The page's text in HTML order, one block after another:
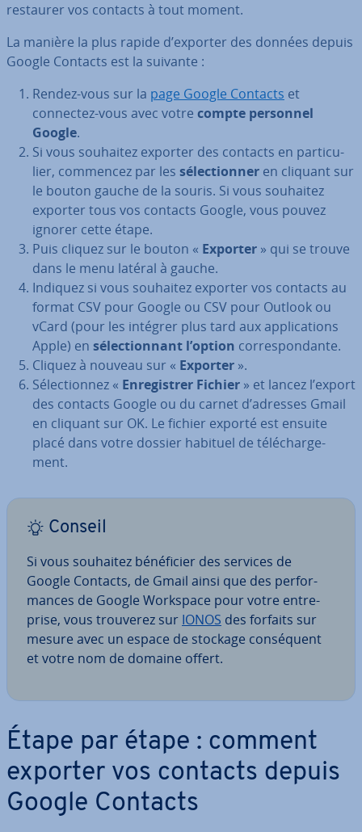
restaurer vos contacts à tout moment.
La manière la plus rapide d’exporter des données depuis
Google Contacts est la suivante :
Rendez-vous sur la page Google Contacts et
connectez-vous avec votre compte personnel
Google.
Si vous souhaitez exporter des contacts en par­ti­cu­
lier, commencez par les sé­lec­tion­ner en cliquant sur
le bouton gauche de la souris. Si vous souhaitez
exporter tous vos contacts Google, vous pouvez
ignorer cette étape.
Puis cliquez sur le bouton « Exporter » qui se trouve
dans le menu latéral à gauche.
Indiquez si vous souhaitez exporter vos contacts au
format CSV pour Google ou CSV pour Outlook ou
vCard (pour les intégrer plus tard aux ap­pli­ca­tions
Apple) en sé­lec­tion­nant l’option cor­res­pon­dante.
Cliquez à nouveau sur « Exporter ».
Sé­lec­tion­nez « En­re­gis­trer Fichier » et lancez l’export
des contacts Google ou du carnet d’adresses Gmail
en cliquant sur OK. Le fichier exporté est ensuite
placé dans votre dossier habituel de té­lé­char­ge­
ment.
Conseil
Si vous souhaitez bé­né­fi­cier des services de
Google Contacts, de Gmail ainsi que des per­for­
mances de Google Workspace pour votre en­tre­
prise, vous trouverez sur IONOS des forfaits sur
mesure avec un espace de stockage con­sé­quent
et votre nom de domaine offert.
Étape par étape : comment
exporter vos contacts depuis
Google Contacts